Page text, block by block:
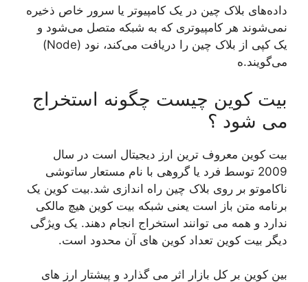
داده‌های بلاک چین در یک کامپیوتر یا سرور خاص ذخیره
نمی‌شوند هر کامپیوتری که به شبکه متصل می‌شود و
یک کپی از بلاک چین را دریافت می‌کند، نود (Node)
می‌گویند.ه
بیت کوین چیست چگونه استخراج
می شود ؟
بیت کوین معروف ترین ارز دیجیتال است در سال
2009 توسط فرد یا گروهی با نام مستعار ساتوشی
ناکاموتو بر روی بلاک چین راه اندازی شد.بیت کوین یک
برنامه متن باز است یعنی شبکه بیت کوین هیچ مالکی
ندارد و همه می توانند استخراج انجام دهند. یک ویژگی
دیگر بیت کوین تعداد کوین های آن محدود است.
بین کوین بر کل بازار اثر می گذارد و پیشتار ارز های